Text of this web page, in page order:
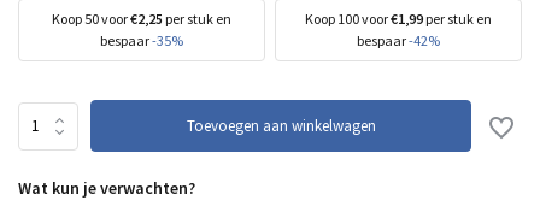
Koop 50 voor€2,25 per stuk en
bespaar-35%
Koop 100 voor€1,99 per stuk en
bespaar-42%
Toevoegen aan winkelwagen
Wat kun je verwachten?